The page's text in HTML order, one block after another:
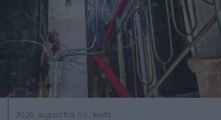
2026. augusztus 04., kedd